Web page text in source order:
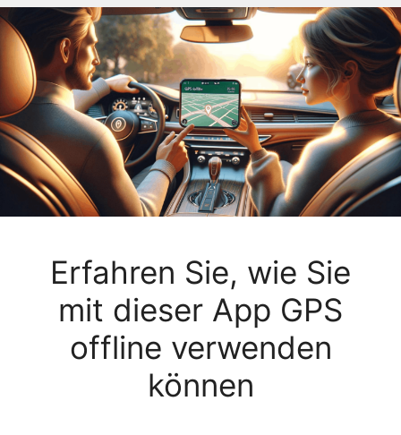
Erfahren Sie, wie Sie
mit dieser App GPS
offline verwenden
können